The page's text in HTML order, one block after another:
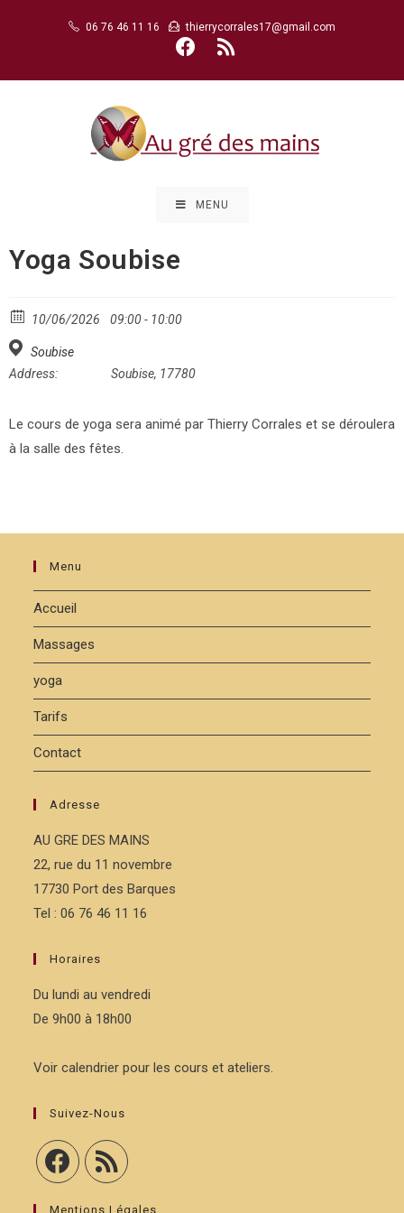
06 76 46 11 16 thierrycorrales17@gmail.com
MENU
Yoga Soubise
10/06/2026 09:00 - 10:00
Soubise
Address:
Soubise, 17780
Le cours de yoga sera animé par Thierry Corrales et se déroulera
à la salle des fêtes.
Menu
Accueil
Massages
yoga
Tarifs
Contact
Adresse
AU GRE DES MAINS
22, rue du 11 novembre
17730 Port des Barques
Tel : 06 76 46 11 16
Horaires
Du lundi au vendredi
De 9h00 à 18h00
Voir calendrier pour les cours et ateliers.
Suivez-Nous
Mentions Légales